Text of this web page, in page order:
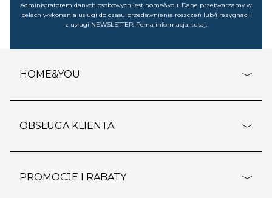
Administratorem danych osobowych jest home&you. Dane przetwarzamy w
celach wykonania usługi do czasu przedawnienia roszczeń lub/i rezygnacji
z usługi NEWSLETTER. Pełna informacja: tutaj.
HOME&YOU
o firmie
polityka prywatności
OBSŁUGA KLIENTA
dostawy i płatność
PROMOCJE I RABATY